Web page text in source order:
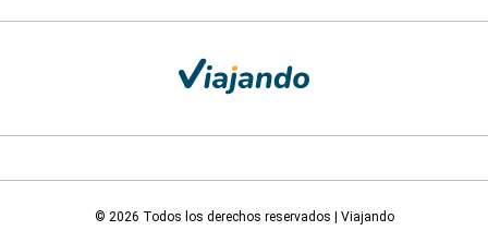
© 2026 Todos los derechos reservados | Viajando